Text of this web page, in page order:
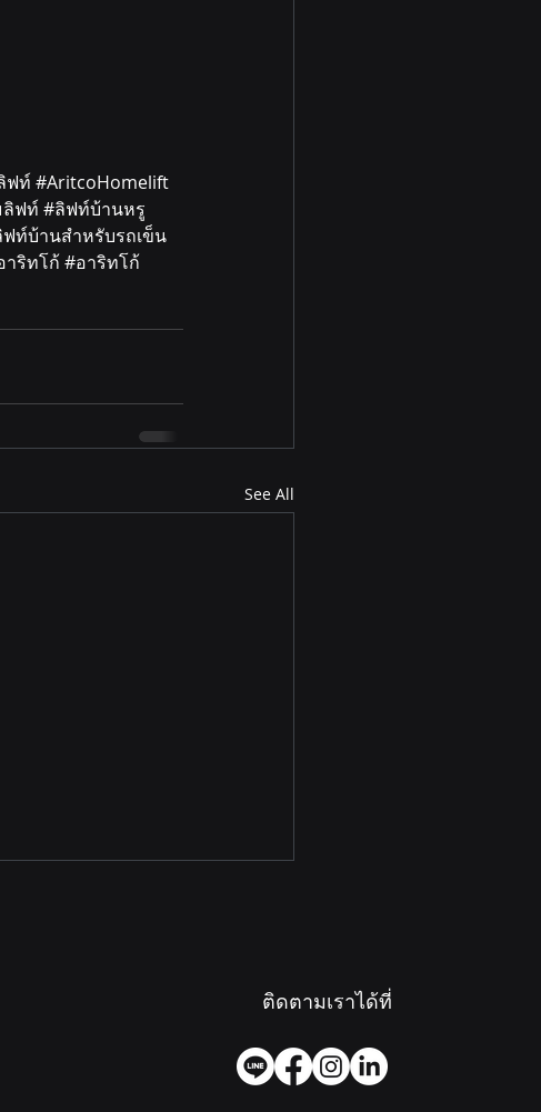
ิฟท์ #AritcoHomelift
ฟท์ #ลิฟท์บ้านหรู
ิฟท์บ้านสำหรับรถเข็น
าริทโก้ #อาริทโก้
See All
ติดตั้งลิฟต์บ้านทั้งที... ทำไมแค่
ติดตามเราได้ที่